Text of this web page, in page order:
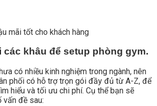
mãi tốt cho khách hàng
các khâu để setup phòng gym.
có nhiều kinh nghiệm trong ngành, nên
phối có hỗ trợ trọn gói đầy đủ từ A-Z, để
hiểu và tối ưu chi phí. Cụ thể bạn sẽ
đề sau: